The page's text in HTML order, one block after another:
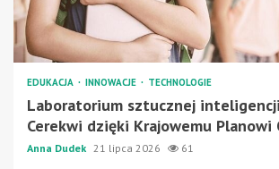
EDUKACJA INNOWACJE TECHNOLOGIE
Laboratorium sztucznej
Cerekwi dzięki Krajowemu Planowi
Anna Dudek 21 lipca 2026 61